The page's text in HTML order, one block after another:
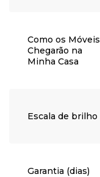
Como os Móveis
Chegarão na
Minha Casa
Escala de brilho
Garantia (dias)